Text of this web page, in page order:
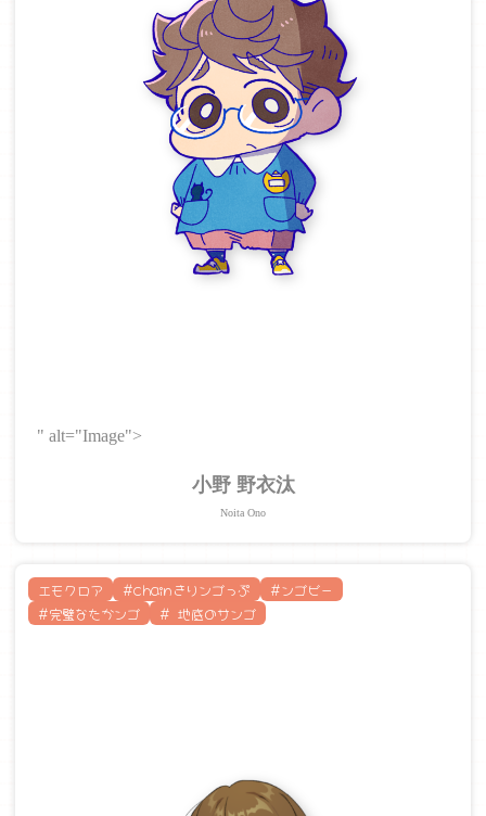
" alt="Image">
小野 野衣汰
Noita Ono
エモクロア #chainきりンゴっぷ
#ンゴビー
#完璧なたかンゴ
# 地底のサンゴ